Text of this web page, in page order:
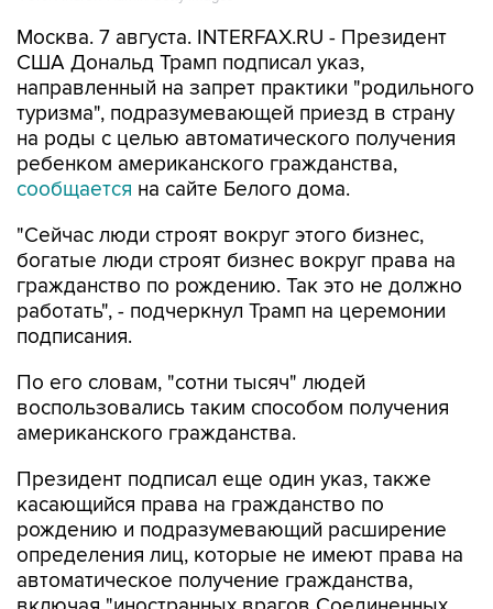
Москва. 7 августа. INTERFAX.RU - Президент
США Дональд Трамп подписал указ,
направленный на запрет практики "родильного
туризма", подразумевающей приезд в страну
на роды с целью автоматического получения
ребенком американского гражданства,
сообщается на сайте Белого дома.
"Сейчас люди строят вокруг этого бизнес,
богатые люди строят бизнес вокруг права на
гражданство по рождению. Так это не должно
работать", - подчеркнул Трамп на церемонии
подписания.
По его словам, "сотни тысяч" людей
воспользовались таким способом получения
американского гражданства.
Президент подписал еще один указ, также
касающийся права на гражданство по
рождению и подразумевающий расширение
определения лиц, которые не имеют права на
автоматическое получение гражданства,